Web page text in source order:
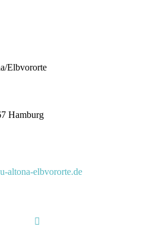
Elbvororte
Hamburg
altona-elbvororte.de